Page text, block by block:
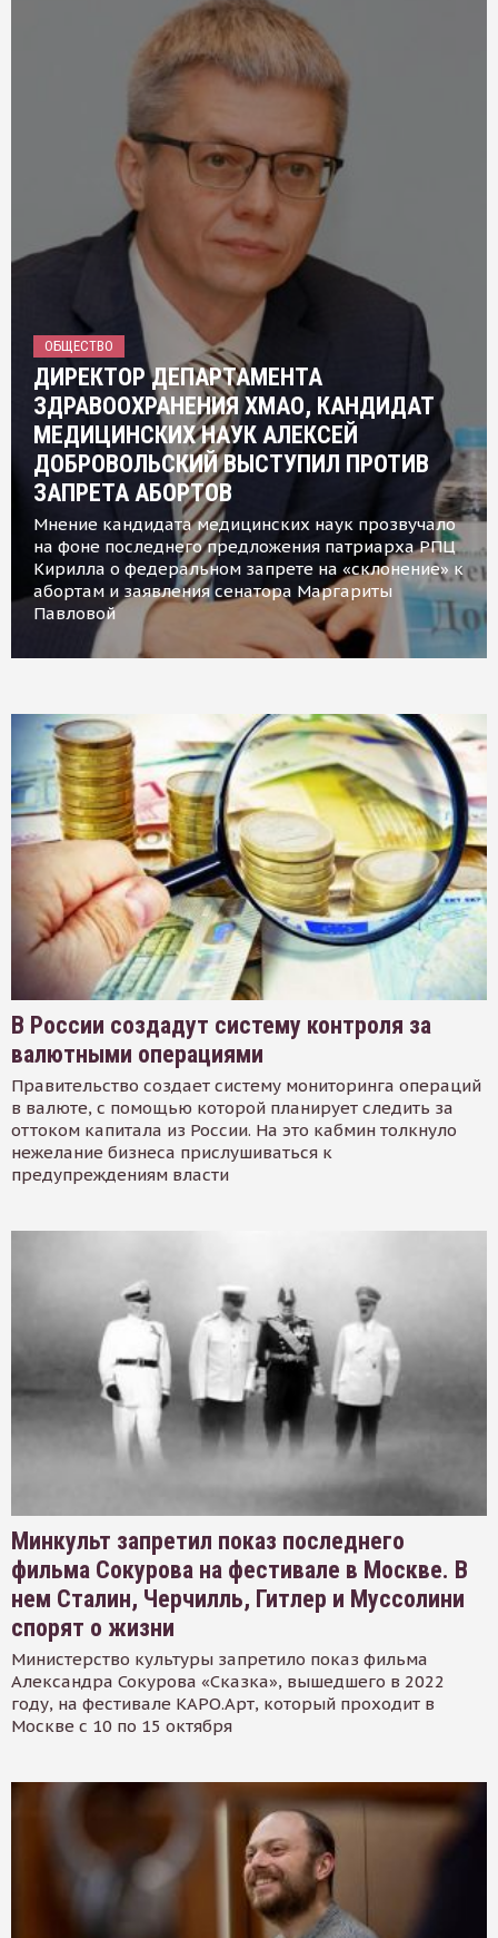
ОБЩЕСТВО
ДИРЕКТОР ДЕПАРТАМЕНТА
ЗДРАВООХРАНЕНИЯ ХМАО, КАНДИДАТ
МЕДИЦИНСКИХ НАУК АЛЕКСЕЙ
ДОБРОВОЛЬСКИЙ ВЫСТУПИЛ ПРОТИВ
ЗАПРЕТА АБОРТОВ
Мнение кандидата медицинских наук прозвучало
на фоне последнего предложения патриарха РПЦ
Кирилла о федеральном запрете на «склонение» к
абортам и заявления сенатора Маргариты
Павловой
В России создадут систему контроля за
валютными операциями
Правительство создает систему мониторинга операций
в валюте, с помощью которой планирует следить за
оттоком капитала из России. На это кабмин толкнуло
нежелание бизнеса прислушиваться к
предупреждениям власти
Минкульт запретил показ последнего
фильма Сокурова на фестивале в Москве. В
нем Сталин, Черчилль, Гитлер и Муссолини
спорят о жизни
Министерство культуры запретило показ фильма
Александра Сокурова «Сказка», вышедшего в 2022
году, на фестивале КАРО.Арт, который проходит в
Москве с 10 по 15 октября